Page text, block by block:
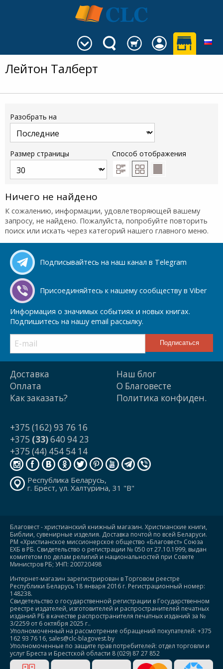
Лейтон Талберт
Разобрать на
Размер страницы Способ отображения
Ничего не найдено
К сожалению, информации, удовлетворяющей вашему
запросу, не найдено. Пожалуйста, попробуйте повторить
поиск или искать через категорий нашего главного меню.
Подписывайтесь на наш канал в Telegram
Присоединяйтесь к нашему сообществу в Viber
Информация о значимых событиях и новых книгах.
Подпишитесь на нашу email рассылку.
Доставка
Оплата
Как заказать?
Наш блог
О Благовесте
Политика конфиден.
+375 (162) 93 76 16
+375 (33)640 94 23
+375 (44) 454 54 14
Республика Беларусь,
г. Брест, ул. Халтурина, 31 "В"
Благовест - христианский книжный магазин. Христианские книги,
Библии, сувенирные изделия. Доставка почтой по всей Беларуси.
РМ «Христианское миссионерское общество «Благовест» Союза
ЕХБ в РБ. Свидетельство о регистрации № 050 от 27.10.1999, выдан
комитетом по делам религий и национальностей при Совете
Министров РБ; УНП: 200720498
Интернет-магазин зарегистрирован в Торговом реестре
Республики Беларусь 18 января 2016 г. Регистрационный номер:
148238.
Свидетельство о государственной регистрации в Государственном
реестре издателей, изготовителей и распространителей печатных
изданий РБ в качестве распространителя печатных изданий за №
3/2259 от 6 октября 2025 г..
Уполномоченный на рассмотрение обращений покупателей: +375
162 93 76 16, sales@clc-blagovest.by
Уполномоченные по защите прав потребителей: отдел торговли и
услуг Бреста и Брестской области 8 (029) 87 27 852